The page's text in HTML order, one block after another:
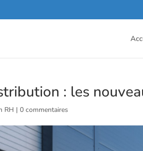
: les
RH |0 commentaires